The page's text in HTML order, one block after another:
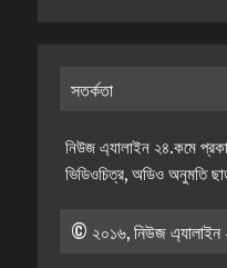
সতর্কতা
নিউজ এ্যালাইন ২৪.কমে
ভিডিওচিত্র, অডিও অনুমতি
© ২০১৬, নিউজ এ্যালাইন